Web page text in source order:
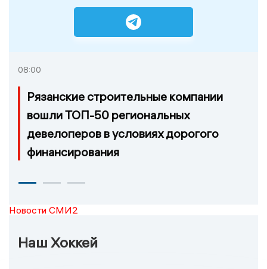
08:00
Рязанские строительные компании
вошли ТОП-50 региональных
девелоперов в условиях дорогого
финансирования
Новости СМИ2
Наш Хоккей